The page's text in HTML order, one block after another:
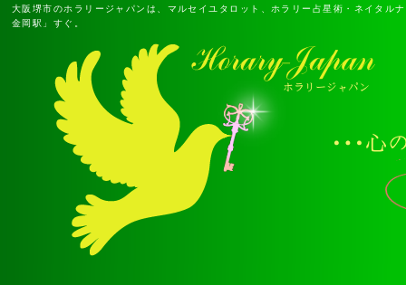
大阪堺市のホラリージャパンは、マルセイユタロット、ホラリー占星術・ネイタ
金岡駅」すぐ。